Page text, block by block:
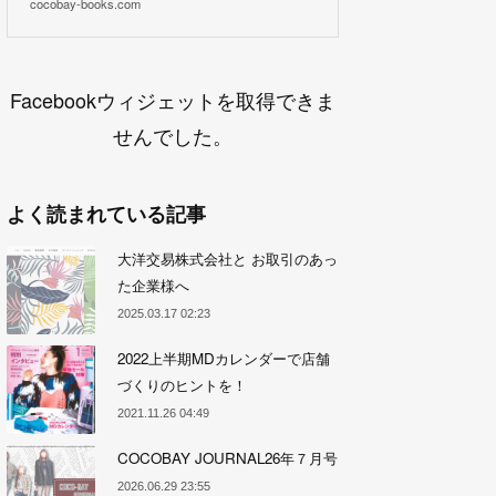
cocobay-books.com
Facebookウィジェットを取得できま
せんでした。
よく読まれている記事
大洋交易株式会社と お取引のあっ
た企業様へ
2025.03.17 02:23
2022上半期MDカレンダーで店舗
づくりのヒントを！
2021.11.26 04:49
COCOBAY JOURNAL26年７月号
2026.06.29 23:55